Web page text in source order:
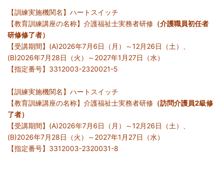
【訓練実施機関名】ハートスイッチ
【教育訓練講座の名称】介護福祉士実務者研修 （介護職員初任者
研修修了者）
【受講期間】(A)2026年7月6日（月）～12月26日（土）、
(B)2026年7月28日（火）～2027年1月27日（水）
【指定番号】3312003-2320021-5
【訓練実施機関名】ハートスイッチ
【教育訓練講座の名称】介護福祉士実務者研修 （訪問介護員2級修
了者）
【受講期間】(A)2026年7月6日（月）～12月26日（土）、
(B)2026年7月28日（火）～2027年1月27日（水）
【指定番号】3312003-2320031-8